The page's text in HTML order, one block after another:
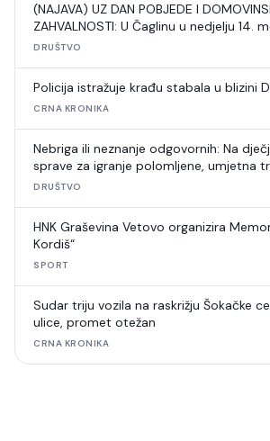
(NAJAVA) UZ DAN POBJEDE I
ZAHVALNOSTI: U Čaglinu u nedjelju 14.
šahovski turnir
DRUŠTVO
Policija istražuje krađu stabala u blizini
CRNA KRONIKA
Nebriga ili neznanje odgovornih: Na
sprave za igranje polomljene, umjetna
DRUŠTVO
HNK Graševina Vetovo organizira
Kordiš“
SPORT
Sudar triju vozila na raskrižju Šokačke
ulice, promet otežan
CRNA KRONIKA